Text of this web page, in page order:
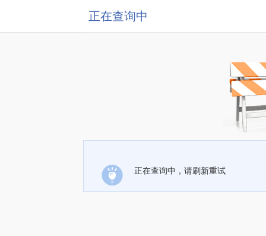
正在查询中
正在查询中，请刷新重试